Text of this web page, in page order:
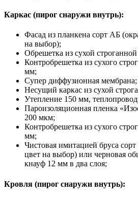
Каркас (пирог снаружи внутрь):
Фасад из планкена сорт АБ
на выбор);
Обрешетка из сухой
Контробрешетка из сухого
мм;
Супер диффузионная мембрана;
Несущий каркас из сухой
Утепление 150 мм,
Пароизоляционная пленка
200 мкм;
Контробрешетка из сухого
мм;
Чистовая имитацией бруса
цвет на выбор) или черновая
кнауф 12 мм в два слоя;
Кровля (пирог снаружи внутрь):